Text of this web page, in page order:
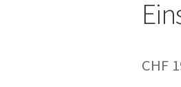
CHF